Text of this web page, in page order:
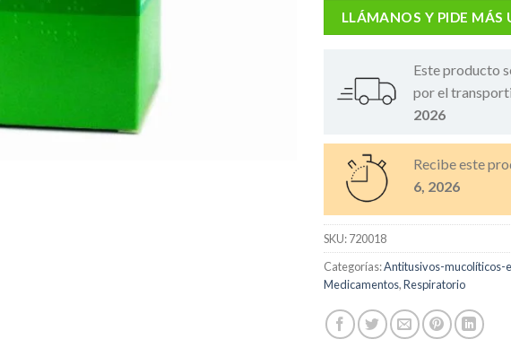
LLÁMANOS Y PIDE MÁS
Este producto
por el
2026
Recibe este
6, 2026
SKU:720018
Categorías:Antitusivos-mucolíticos-
Medicamentos,Respiratorio